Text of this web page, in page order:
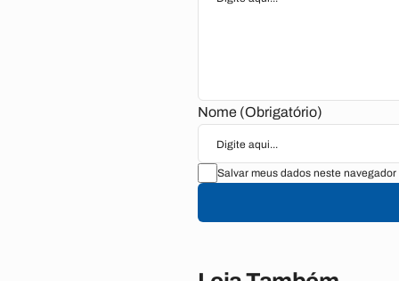
Nome (Obrigatório)
Salvar meus dados neste